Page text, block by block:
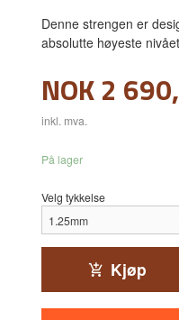
Denne strengen er
absolutte høyeste
Pris
NOK2
inkl. mva.
På lager
Velg tykkelse
Kjøp